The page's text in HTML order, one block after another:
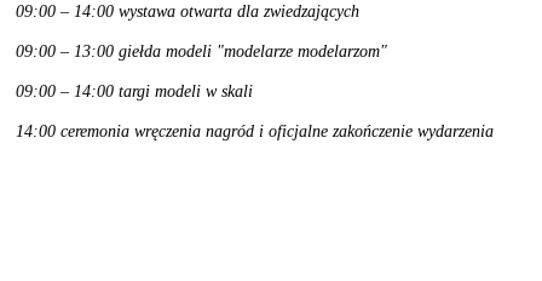
09:00 – 14:00 wystawa otwarta dla zwiedzających
09:00 – 13:00 giełda modeli "modelarze modelarzom"
09:00 – 14:00 targi modeli w skali
14:00 ceremonia wręczenia nagród i oficjalne zakończenie wydarzenia